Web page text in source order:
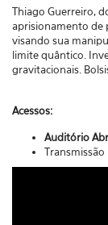
Thiago Guerreiro,
aprisionamento de
visando sua
limite quântico.
gravitacionais.
Acessos:
Auditório